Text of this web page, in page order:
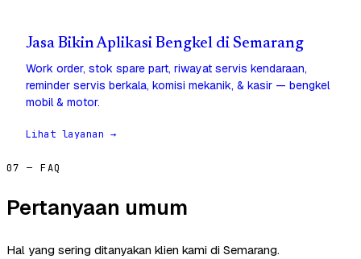
Jasa Bikin Aplikasi Bengkel di Semarang
Work order, stok spare part, riwayat servis kendaraan,
reminder servis berkala, komisi mekanik, & kasir — bengkel
mobil & motor.
Lihat layanan →
07 — FAQ
Pertanyaan umum
Hal yang sering ditanyakan klien kami di Semarang.